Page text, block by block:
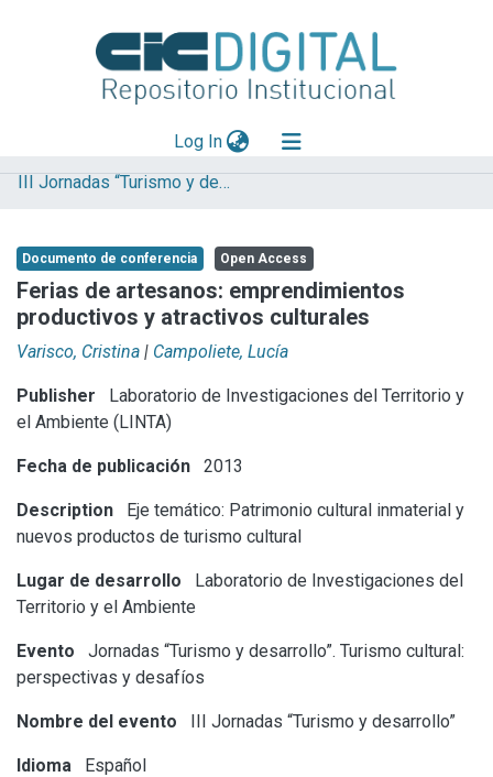
Log In(current)
Explorar
Aportar material
Statistics
III Jornadas “Turismo y desarrollo”. Turismo cultural: perspectivas y desafíos
Documento de conferencia Open Access
Ferias de artesanos: emprendimientos
productivos y atractivos culturales
Varisco, Cristina | Campoliete, Lucía
Publisher
Laboratorio de Investigaciones del Territorio y
el Ambiente (LINTA)
Fecha de publicación 2013
Description
Eje temático: Patrimonio cultural inmaterial y
nuevos productos de turismo cultural
Lugar de desarrollo
Laboratorio de Investigaciones del
Territorio y el Ambiente
Evento
Jornadas “Turismo y desarrollo”. Turismo cultural:
perspectivas y desafíos
Nombre del evento III Jornadas “Turismo y desarrollo”
Idioma Español